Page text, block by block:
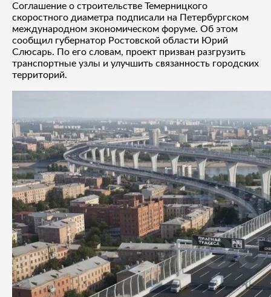
Соглашение о строительстве Темерницкого
скоростного диаметра подписали на Петербургском
международном экономическом форуме. Об этом
сообщил губернатор Ростовской области Юрий
Слюсарь. По его словам, проект призван разгрузить
транспортные узлы и улучшить связанность городских
территорий.